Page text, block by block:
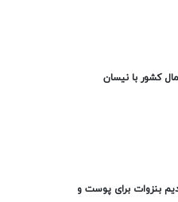
کشور با نیسان
بنزوات برای پوست و